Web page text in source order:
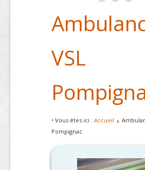
VSL
• Vous êtes ici : Accueil
Pompignac